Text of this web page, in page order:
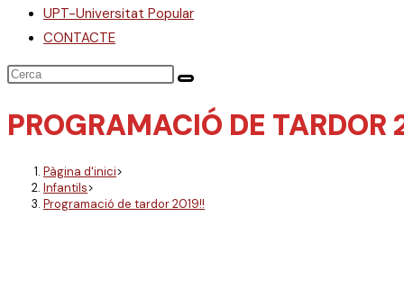
UPT-Universitat Popular
CONTACTE
PROGRAMACIÓ DE TARDOR
Pàgina d'inici>
Infantils>
Programació de tardor 2019!!